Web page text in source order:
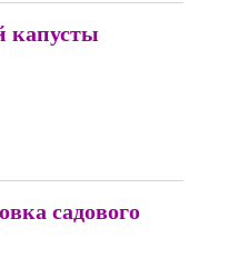
капусты
садового